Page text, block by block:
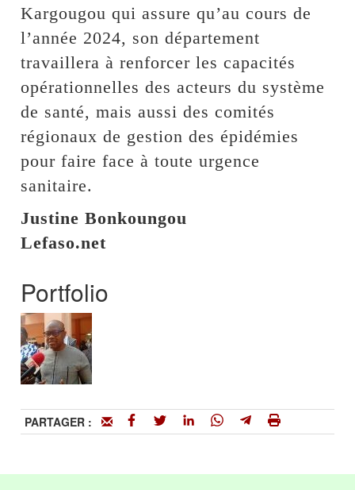
Kargougou qui assure qu’au cours de
l’année 2024, son département
travaillera à renforcer les capacités
opérationnelles des acteurs du système
de santé, mais aussi des comités
régionaux de gestion des épidémies
pour faire face à toute urgence
sanitaire.
Justine Bonkoungou
Lefaso.net
Portfolio
PARTAGER :